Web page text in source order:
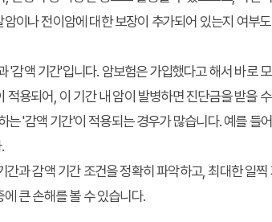
이나 전이암에 대한 보장이 추가되어 있는지 여부
'감액 기간'입니다. 암보험은 가입했다고 해서 바로
용되어, 이 기간 내 암이 발병하면 진단금을 받을
'감액 기간'이 적용되는 경우가 많습니다. 예를 들
과 감액 기간 조건을 정확히 파악하고, 최대한 일
큰 손해를 볼 수 있습니다.